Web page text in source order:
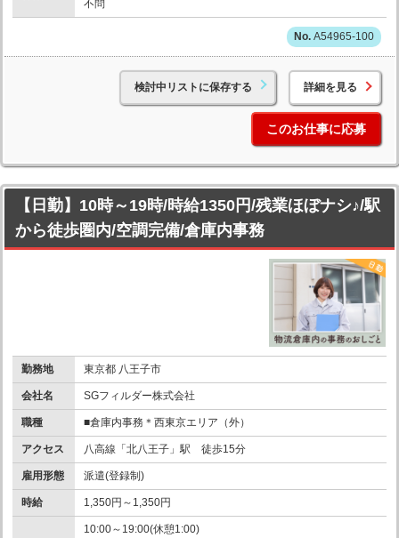
不問
A54965-100
検討中リストに保存する 詳細を見る
このお仕事に応募
【日勤】10時～19時/時給1350円/残業ほぼナシ♪/駅
から徒歩圏内/空調完備/倉庫内事務
勤務地 東京都 八王子市
会社名 SGフィルダー株式会社
職種 ■倉庫内事務＊西東京エリア（外）
アクセス 八高線「北八王子」駅 徒歩15分
雇用形態 派遣(登録制)
時給 1,350円～1,350円
10:00～19:00(休憩1:00)